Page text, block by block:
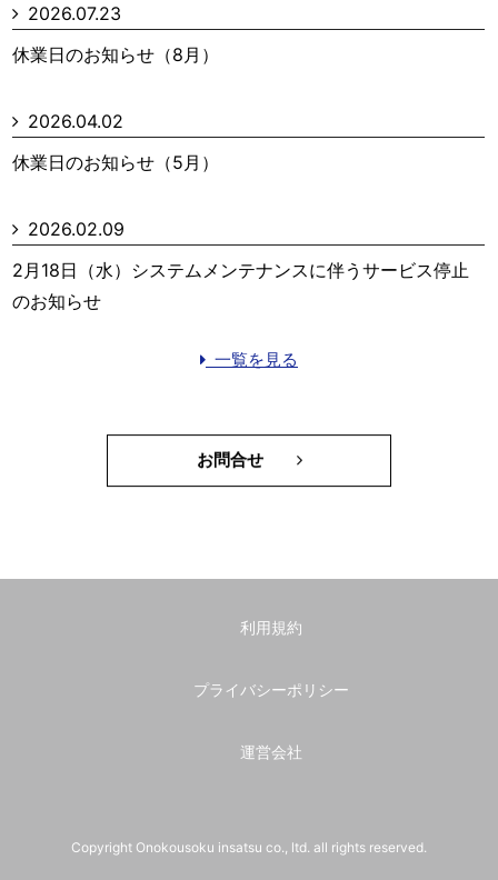
2026.07.23
休業日のお知らせ（8月）
2026.04.02
休業日のお知らせ（5月）
2026.02.09
2月18日（水）システムメンテナンスに伴うサービス停止
のお知らせ
一覧を見る
お問合せ
利用規約
プライバシーポリシー
運営会社
Copyright Onokousoku insatsu co., ltd. all rights reserved.